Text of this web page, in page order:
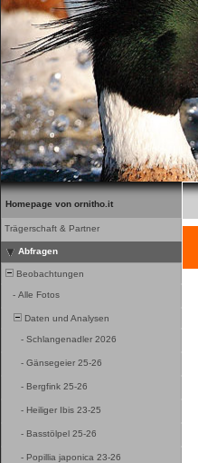
Homepage von ornitho.it
Trägerschaft & Partner
Abfragen
Beobachtungen
- Alle Fotos
Daten und Analysen
- Schlangenadler 2026
- Gänsegeier 25-26
- Bergfink 25-26
- Heiliger Ibis 23-25
- Basstölpel 25-26
- Popillia japonica 23-26